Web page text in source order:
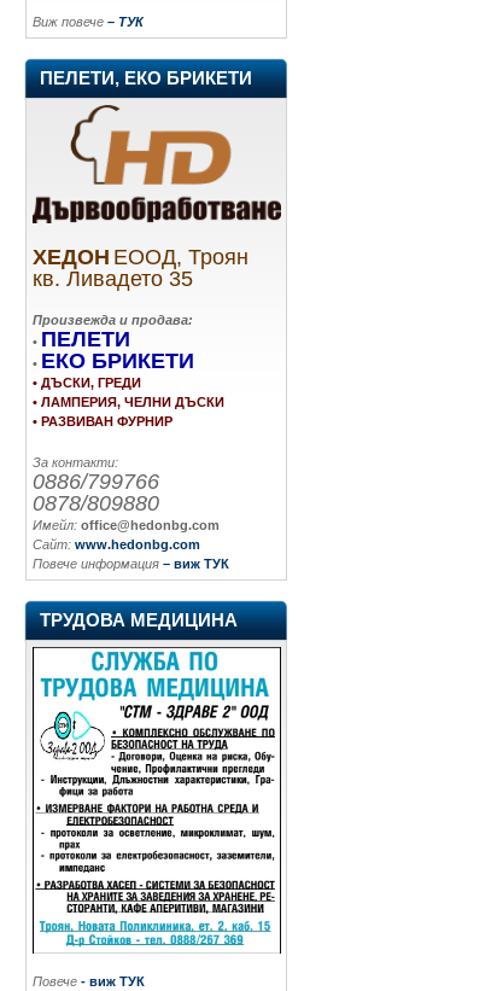
Виж повече – ТУК
ПЕЛЕТИ, ЕКО БРИКЕТИ
ХЕДОН ЕООД, Троян
кв. Ливадето 35
Произвежда и продава:
• ПЕЛЕТИ
• ЕКО БРИКЕТИ
• ДЪСКИ, ГРЕДИ
• ЛАМПЕРИЯ, ЧЕЛНИ ДЪСКИ
• РАЗВИВАН ФУРНИР
За контакти:
0886/799766
0878/809880
Имейл: office@hedonbg.com
Сайт: www.hedonbg.com
Повече информация – виж ТУК
ТРУДОВА МЕДИЦИНА
Повече - виж ТУК